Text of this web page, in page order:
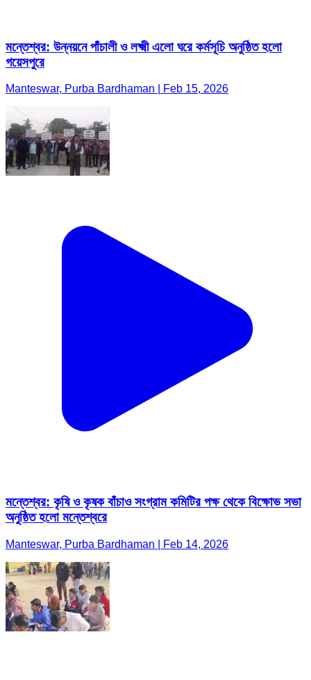
মন্তেশ্বর: উন্নয়নে পাঁচালী ও লক্ষ্মী এলো ঘরে কর্মসূচি অনুষ্ঠিত হলো
গয়েসপুরে
Manteswar, Purba Bardhaman | Feb 15, 2026
মন্তেশ্বর: কৃষি ও কৃষক বাঁচাও সংগ্রাম কমিটির পক্ষ থেকে বিক্ষোভ সভা
অনুষ্ঠিত হলো মন্তেশ্বরে
Manteswar, Purba Bardhaman | Feb 14, 2026